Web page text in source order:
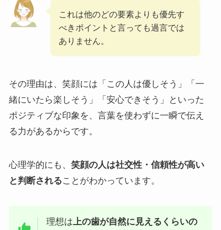
これは他のどの要素よりも優先す
べきポイントと言っても過言では
ありません。
その理由は、笑顔には「この人は優しそう」「一
緒にいたら楽しそう」「安心できそう」といった
ポジティブな印象を、言葉を使わずに一瞬で伝え
る力があるからです。
心理学的にも、 笑顔の人は社交性・信頼性が高い
と判断されることがわかっています。
理想は上の歯が自然に見えるくらいの